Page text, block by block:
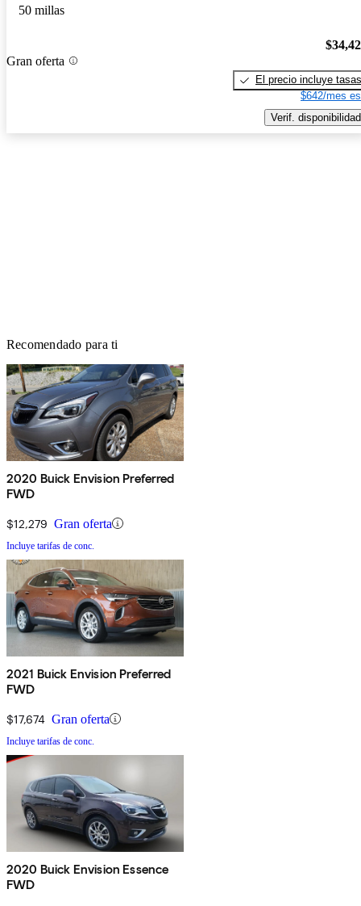
50 millas
Gran oferta
El precio incluye tasas
$642/mes
Verif. disponibilidad
Recomendado para ti
2020 Buick Envision Preferred
FWD
$12,279 Gran oferta
Incluye tarifas de conc.
2021 Buick Envision Preferred
FWD
$17,674 Gran oferta
Incluye tarifas de conc.
2020 Buick Envision Essence
FWD